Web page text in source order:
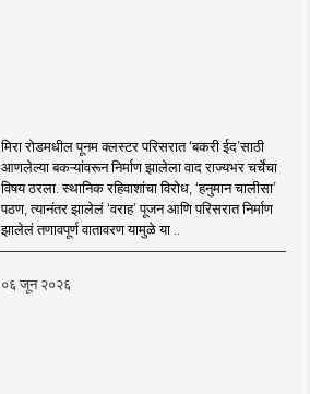
मिरा रोडमधील पूनम क्लस्टर परिसरात ‘बकरी ईद’साठी
आणलेल्या बकऱ्यांवरून निर्माण झालेला वाद राज्यभर चर्चेचा
विषय ठरला. स्थानिक रहिवाशांचा विरोध, ‘हनुमान चालीसा’
पठण, त्यानंतर झालेलं ‘वराह’ पूजन आणि परिसरात निर्माण
झालेलं तणावपूर्ण वातावरण यामुळे या ..
०६ जून २०२६